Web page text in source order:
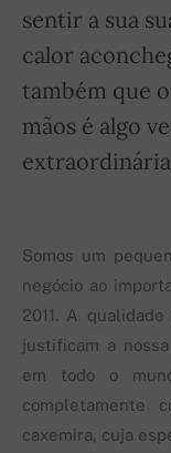
sentir a sua
calor
também que
mãos é algo
Somos um
negócio ao
2011. A
justificam a
em todo o
completamente
caxemira, cuja